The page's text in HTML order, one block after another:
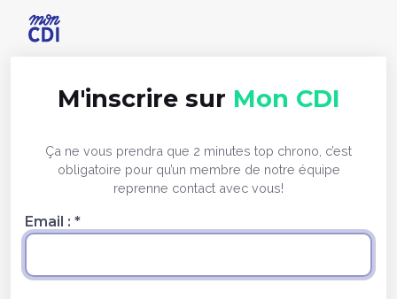
M'inscrire sur Mon CDI
Ça ne vous prendra que 2 minutes top chrono, c’est
obligatoire pour qu’un membre de notre équipe
reprenne contact avec vous!
Email : *